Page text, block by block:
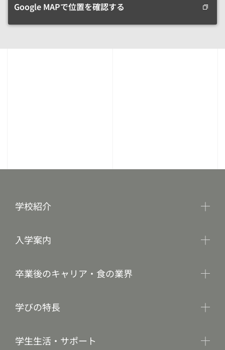
Google MAPで位置を確認する
学校紹介
入学案内
卒業後のキャリア・食の業界
学びの特長
学生生活・サポート